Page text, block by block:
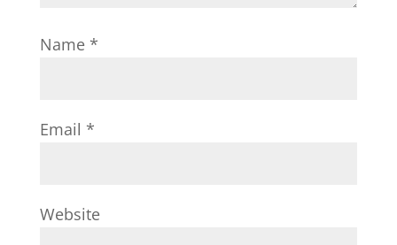
Name *
Email *
Website